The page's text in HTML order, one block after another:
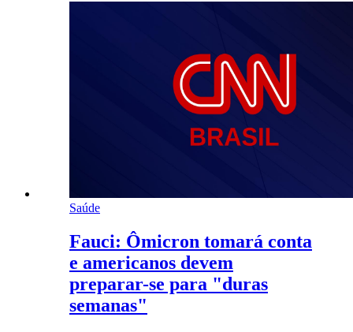
Saúde
Fauci: Ômicron tomará conta
e americanos devem
preparar-se para "duras
semanas"